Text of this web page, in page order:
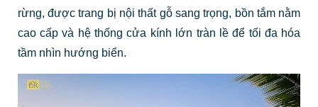
rừng, được trang bị nội thất gỗ sang trọng, bồn tắm nằm
cao cấp và hệ thống cửa kính lớn tràn lề để tối đa hóa
tầm nhìn hướng biển.